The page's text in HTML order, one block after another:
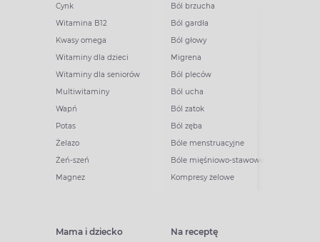
Cynk
Witamina B12
Kwasy omega
Witaminy dla dzieci
Witaminy dla seniorów
Multiwitaminy
Wapń
Potas
Żelazo
Żeń-szeń
Magnez
Ból brzucha
Ból gardła
Ból głowy
Migrena
Ból pleców
Ból ucha
Ból zatok
Ból zęba
Bóle menstruacyjne
Bóle mięśniowo-stawowe
Kompresy żelowe
Mama i dziecko Na receptę